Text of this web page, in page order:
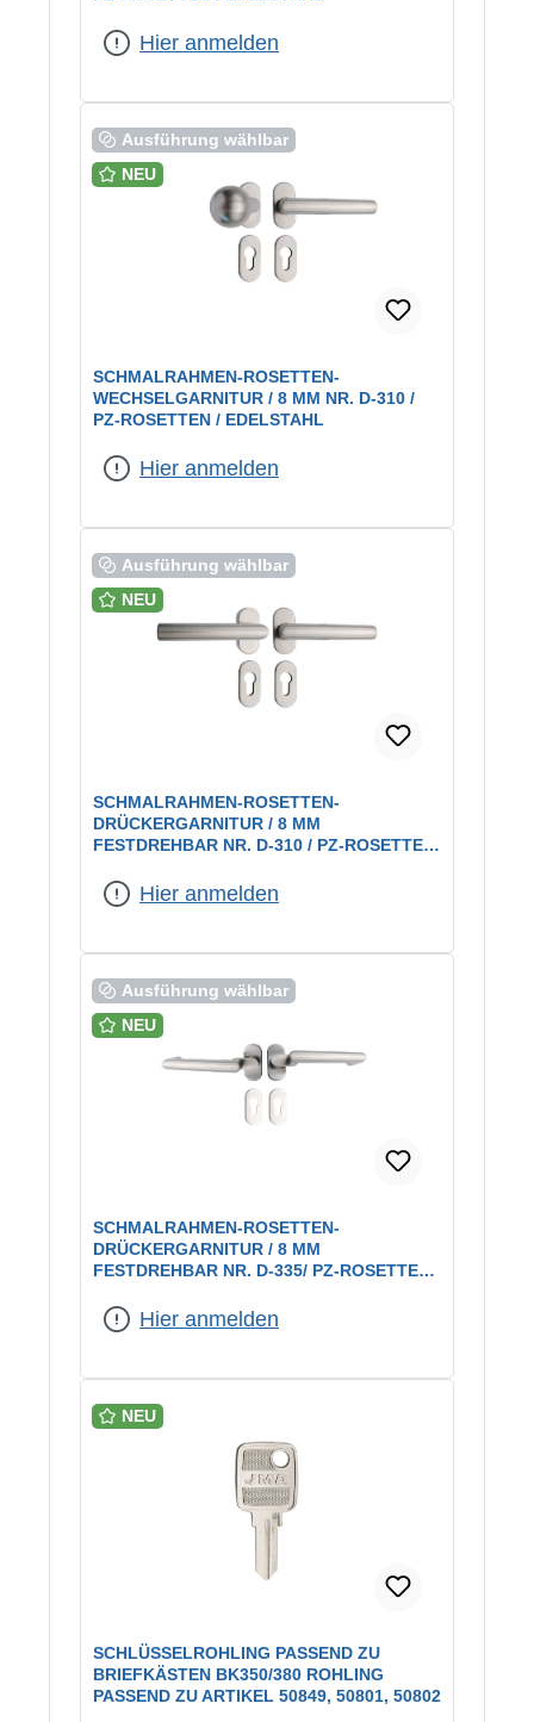
Hier anmelden
Ausführung wählbar
NEU
SCHMALRAHMEN-ROSETTEN-
WECHSELGARNITUR / 8 MM NR. D-310 /
PZ-ROSETTEN / EDELSTAHL
Hier anmelden
Ausführung wählbar
NEU
SCHMALRAHMEN-ROSETTEN-
DRÜCKERGARNITUR / 8 MM
FESTDREHBAR NR. D-310 / PZ-ROSETTEN
Hier anmelden
Ausführung wählbar
NEU
SCHMALRAHMEN-ROSETTEN-
DRÜCKERGARNITUR / 8 MM
FESTDREHBAR NR. D-335/ PZ-ROSETTEN /
Hier anmelden
NEU
SCHLÜSSELROHLING PASSEND ZU
BRIEFKÄSTEN BK350/380 ROHLING
PASSEND ZU ARTIKEL 50849, 50801, 50802